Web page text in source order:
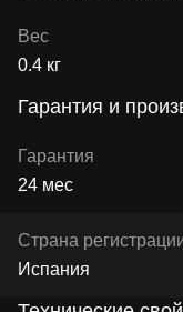
Вес
0.4 кг
Гарантия и
Гарантия
24 мес
Страна
Испания